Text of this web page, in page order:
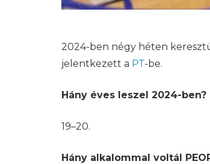
2024-ben négy héten
jelentkezett a PT-be.
Hány éves leszel 2024-ben?
19–20.
Hány alkalommal voltál